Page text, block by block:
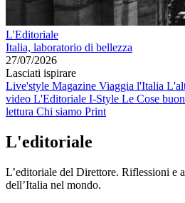
L'Editoriale
Italia, laboratorio di bellezza
27/07/2026
Lasciati ispirare
Live'style Magazine Viaggia l'Italia
video L'Editoriale I-Style Le Cose
lettura Chi siamo Print
L'editoriale
L’editoriale del Direttore. Riflessioni e
dell’Italia nel mondo.